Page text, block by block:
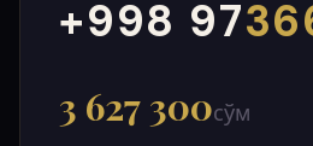
UZ УЗ
+998 97
000
999
3 627 300сўм